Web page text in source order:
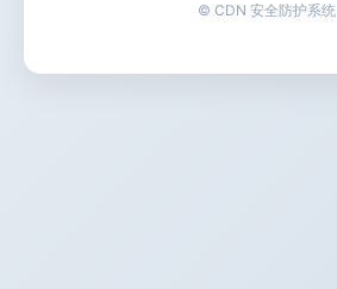
© CDN 安全防护系统